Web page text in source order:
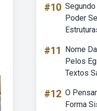
#10
Poder
#11
Nome
Pelos
Textos
#12 O
Forma